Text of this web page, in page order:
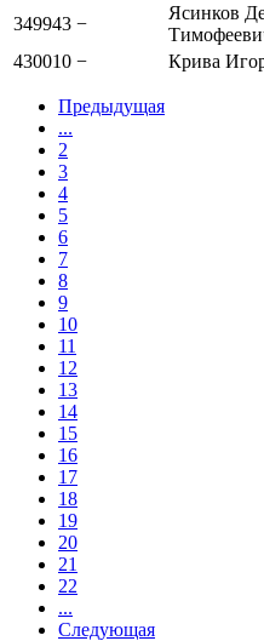
349943 −
Ясинков
430010 − Крива
Предыдущая
...
2
3
4
5
6
7
8
9
10
11
12
13
14
15
16
17
18
19
20
21
22
...
Следующая